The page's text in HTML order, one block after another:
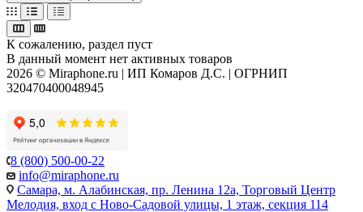
К сожалению, раздел пуст
В данный момент нет активных товаров
2026 © Miraphone.ru | ИП Комаров Д.С. | ОГРНИП
320470400048945
8 (800) 500-00-22
info@miraphone.ru
Самара, м. Алабинская, пр. Ленина 12а, Торговый Центр
Мелодия, вход с Ново-Садовой улицы, 1 этаж, секция 114